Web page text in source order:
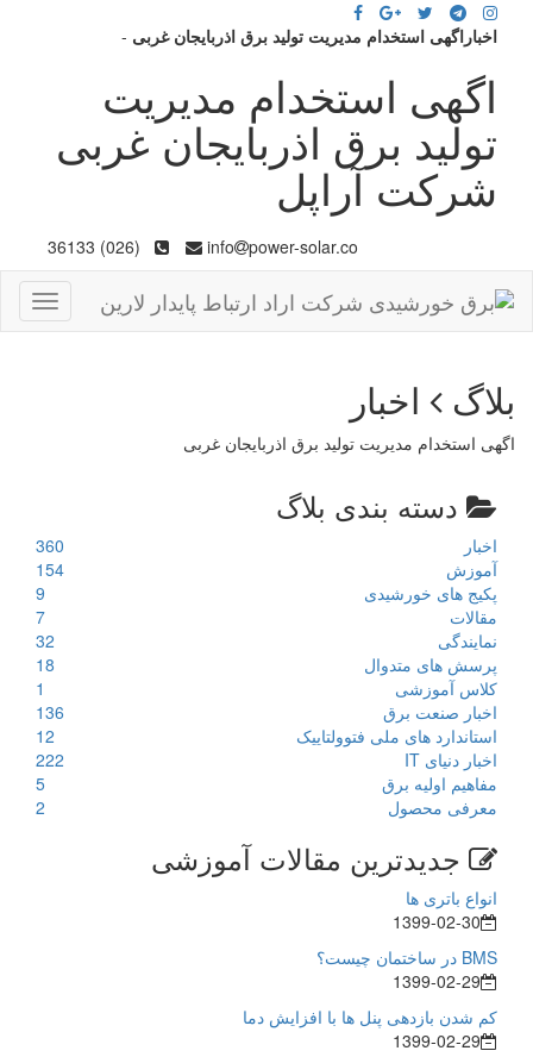
اخباراگهی استخدام مدیریت تولید برق اذربایجان غربی -
اگهی استخدام مدیریت
تولید برق اذربایجان غربی
شرکت آراپل
info power-solar.co
(026) 36133
بلاگ اخبار
اگهی استخدام مدیریت تولید برق اذربایجان غربی
دسته بندی بلاگ
اخبار
360
آموزش
154
پکیج های خورشیدی
9
مقالات
7
نمایندگی
32
پرسش های متدوال
18
کلاس آموزشی
1
اخبار صنعت برق
136
استاندارد های ملی فتوولتاییک
12
اخبار دنیای IT
222
مفاهیم اولیه برق
5
معرفی محصول
2
جدیدترین مقالات آموزشی
انواع باتری ها
1399-02-30
BMS در ساختمان چیست؟
1399-02-29
کم شدن بازدهی پنل ها با افزایش دما
1399-02-29